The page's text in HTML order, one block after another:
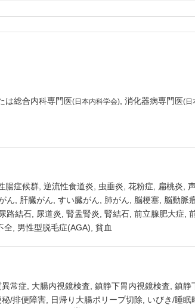
は総合内科専門医(日本内科学会) 消化器病専門医(日
腸症候群 逆流性食道炎 虫垂炎 花粉症 扁桃炎
ん 肝臓がん すい臓がん 肺がん 脳梗塞 脳動脈
尿路結石 尿道炎 腎盂腎炎 腎結石 前立腺肥大症
全 男性型脱毛症(AGA) 貧血
異常症 大腸内視鏡検査 鎮静下胃内視鏡検査 鎮静
秘/排便障害 日帰り大腸ポリープ切除 いびき/睡眠